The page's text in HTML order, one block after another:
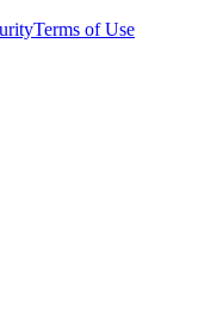
Terms of Use